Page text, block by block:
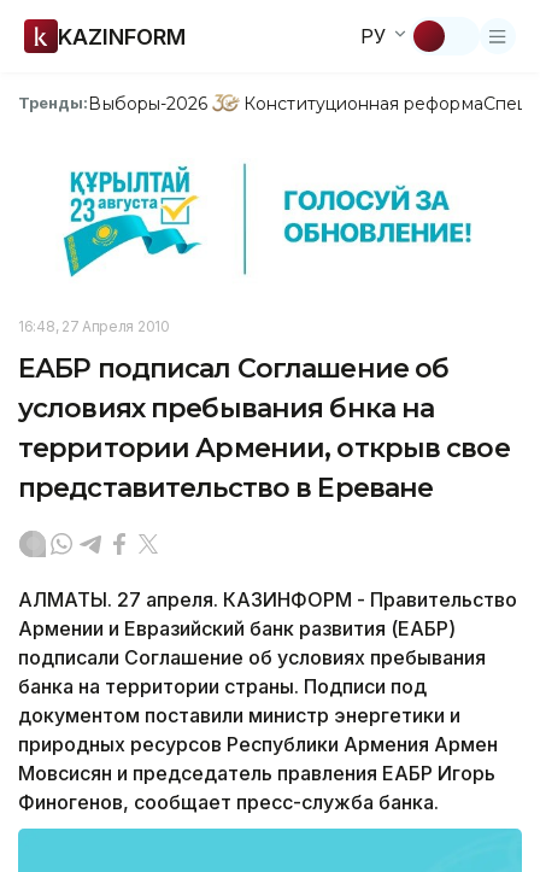
KAZINFORM РУ
Тренды:Выборы-2026 Конституционная реформа
16:48, 27 Апреля 2010
ЕАБР подписал Соглашение об
условиях пребывания бнка на
территории Армении, открыв свое
представительство в Ереване
АЛМАТЫ. 27 апреля. КАЗИНФОРМ - Правительство
Армении и Евразийский банк развития (ЕАБР)
подписали Соглашение об условиях пребывания
банка на территории страны. Подписи под
документом поставили министр энергетики и
природных ресурсов Республики Армения Армен
Мовсисян и председатель правления ЕАБР Игорь
Финогенов, сообщает пресс-служба банка.